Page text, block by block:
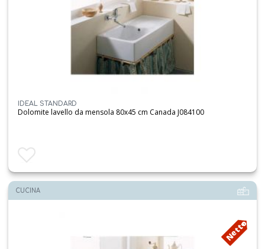
IDEAL STANDARD
Dolomite lavello da mensola 80x45 cm Canada J084100
Aggiungi ai preferiti
CUCINA
Netto